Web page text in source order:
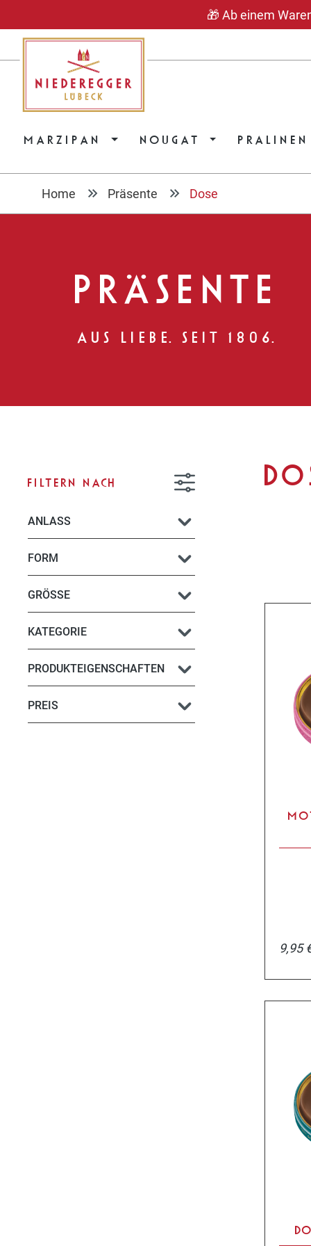
🎁 Ab einem
Zur Hauptnavigation springen
MARZIPAN NOUGAT PRALINEN
Home Präsente Dose
PRÄSENTE
AUS LIEBE. SEIT 1806.
FILTERN NACH
ANLASS
FORM
GRÖSSE
KATEGORIE
PRODUKTEIGENSCHAFTEN
PREIS
9,95